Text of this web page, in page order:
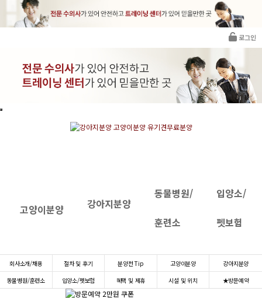
로그인
고양이분양 강아지분양
동물병원/
훈련소
입양소/
펫보험
회사소개/채용 절차 및 후기 분양전 Tip 고양이분양
강아지분양
동물병원/훈련소
입양소/펫보험 혜택 및 제휴 시설 및 위치 ★방문예약